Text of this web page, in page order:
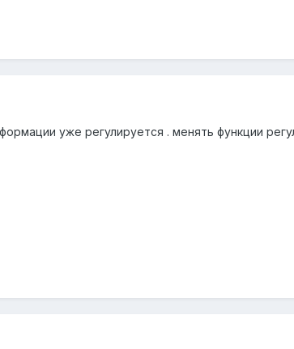
уже регулируется . менять функции